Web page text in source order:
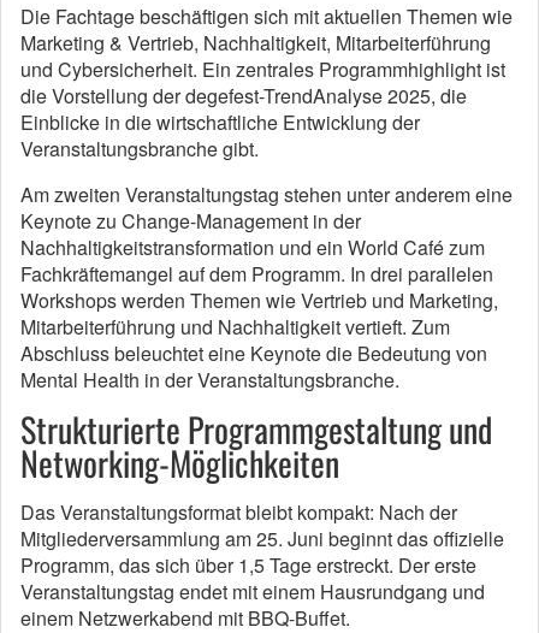
Die Fachtage beschäftigen sich mit aktuellen Themen wie
Marketing & Vertrieb, Nachhaltigkeit, Mitarbeiterführung
und Cybersicherheit. Ein zentrales Programmhighlight ist
die Vorstellung der degefest-TrendAnalyse 2025, die
Einblicke in die wirtschaftliche Entwicklung der
Veranstaltungsbranche gibt.
Am zweiten Veranstaltungstag stehen unter anderem eine
Keynote zu Change-Management in der
Nachhaltigkeitstransformation und ein World Café zum
Fachkräftemangel auf dem Programm. In drei parallelen
Workshops werden Themen wie Vertrieb und Marketing,
Mitarbeiterführung und Nachhaltigkeit vertieft. Zum
Abschluss beleuchtet eine Keynote die Bedeutung von
Mental Health in der Veranstaltungsbranche.
Strukturierte Programmgestaltung und
Networking-Möglichkeiten
Das Veranstaltungsformat bleibt kompakt: Nach der
Mitgliederversammlung am 25. Juni beginnt das offizielle
Programm, das sich über 1,5 Tage erstreckt. Der erste
Veranstaltungstag endet mit einem Hausrundgang und
einem Netzwerkabend mit BBQ-Buffet.